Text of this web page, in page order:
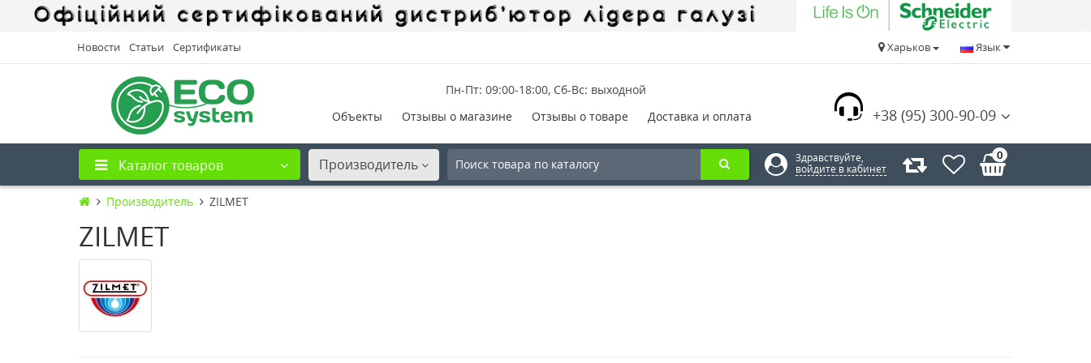
Новости Статьи Сертификаты Язык
Харьков
+38 (95) 300-90-09
Пн-Пт: 09:00-18:00, Сб-Вс: выходной
Объекты
Отзывы о магазине Отзывы о товаре Доставка и оплата
Каталог товаров Производитель
Здравствуйте,
войдите в кабинет
0
Производитель ZILMET
ZILMET